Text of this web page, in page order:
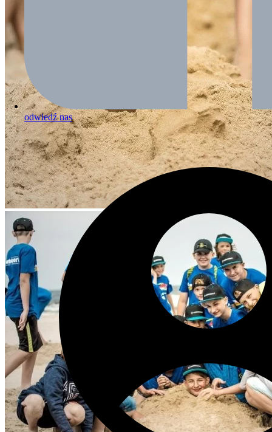
odwiedź nas